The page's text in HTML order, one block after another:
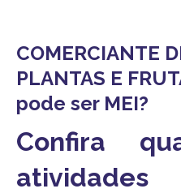
COMERCIANTE
PLANTAS E
pode ser MEI?
Confira
atividades